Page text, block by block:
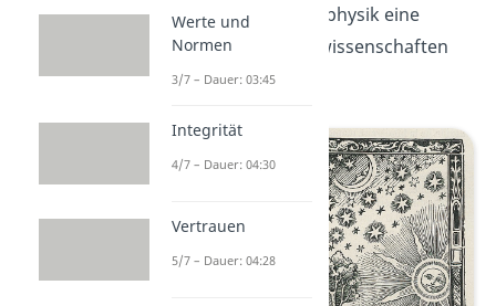
Deshalb steht die Metaphysik eine
Ebene über den Naturwissenschaften
wie etwa der Physik.
Werte und
Normen
3/7 – Dauer: 03:45
Integrität
4/7 – Dauer: 04:30
Vertrauen
5/7 – Dauer: 04:28